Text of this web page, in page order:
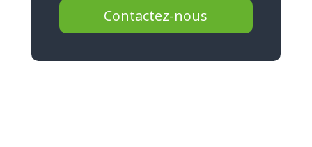
Contactez-nous